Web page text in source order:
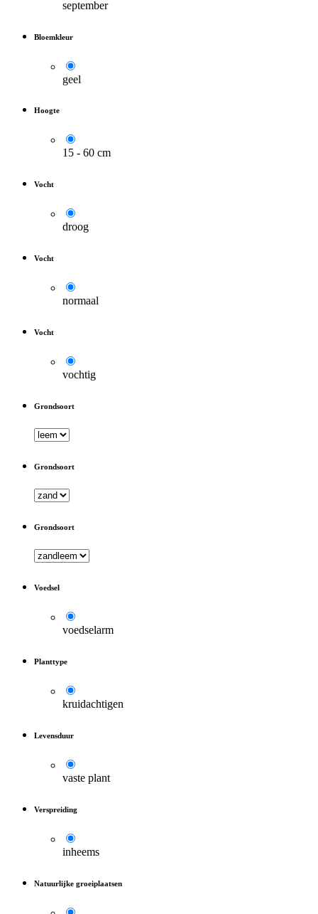
september
Bloemkleur
geel
Hoogte
15 - 60 cm
Vocht
droog
Vocht
normaal
Vocht
vochtig
Grondsoort
Grondsoort
Grondsoort
Voedsel
voedselarm
Planttype
kruidachtigen
Levensduur
vaste plant
Verspreiding
inheems
Natuurlijke groeiplaatsen